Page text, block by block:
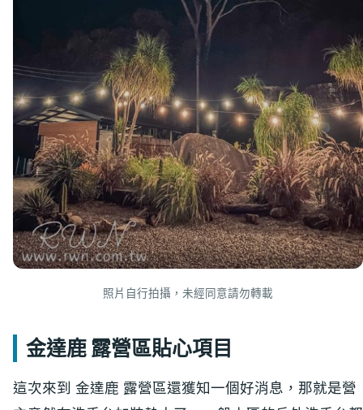
照片自行拍攝，未經同意請勿轉載
金達鹿 露營區貼心項目
這次來到 金達鹿 露營區還獲知一個好消息，那就是營